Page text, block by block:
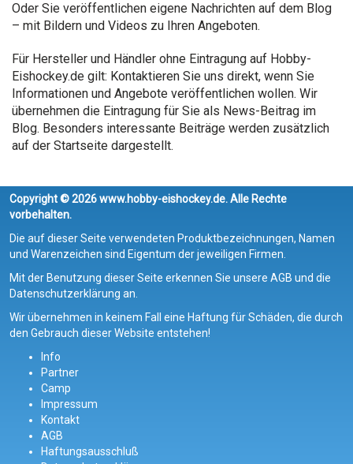
Oder Sie veröffentlichen eigene Nachrichten auf dem Blog
– mit Bildern und Videos zu Ihren Angeboten.
Für Hersteller und Händler ohne Eintragung auf Hobby-
Eishockey.de gilt: Kontaktieren Sie uns direkt, wenn Sie
Informationen und Angebote veröffentlichen wollen. Wir
übernehmen die Eintragung für Sie als News-Beitrag im
Blog. Besonders interessante Beiträge werden zusätzlich
auf der Startseite dargestellt.
Copyright © 2026 www.hobby-eishockey.de. Alle Rechte
vorbehalten.
Die auf dieser Seite verwendeten Produktbezeichnungen, Namen
und Warenzeichen sind Eigentum der jeweiligen Firmen.
Mit der Benutzung dieser Seite erkennen Sie unsere AGB und die
Datenschutzerklärung an.
Wir übernehmen in keinem Fall eine Haftung für Schäden, die durch
den Gebrauch dieser Website entstehen!
Info
Partner
Camp
Impressum
Kontakt
AGB
Haftungsausschluß